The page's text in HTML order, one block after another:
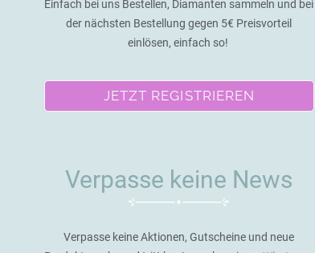
Einfach bei uns Bestellen, Diamanten sammeln und bei
der nächsten Bestellung gegen 5€ Preisvorteil
einlösen, einfach so!
JETZT REGISTRIEREN
Verpasse keine News
Verpasse keine Aktionen, Gutscheine und neue